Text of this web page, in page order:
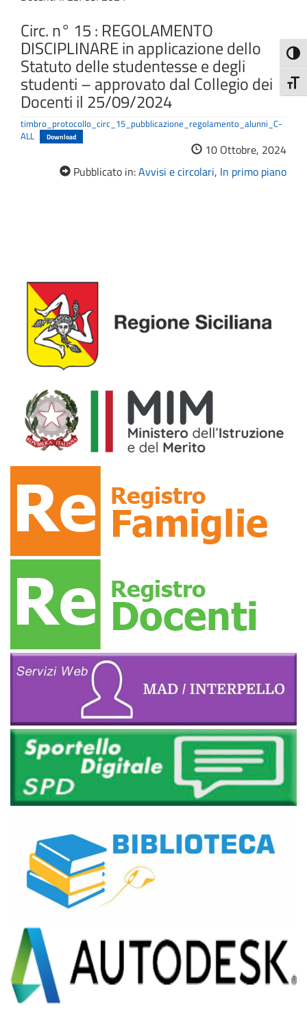
Circ. n° 15 : REGOLAMENTO
DISCIPLINARE in applicazione dello
Statuto delle studentesse e degli
studenti – approvato dal Collegio dei
Docenti il 25/09/2024
timbro_protocollo_circ_15_pubblicazione_regolamento_alunni_C-
ALL
Download
10 Ottobre, 2024
Pubblicato in:Avvisi e circolari, In primo piano